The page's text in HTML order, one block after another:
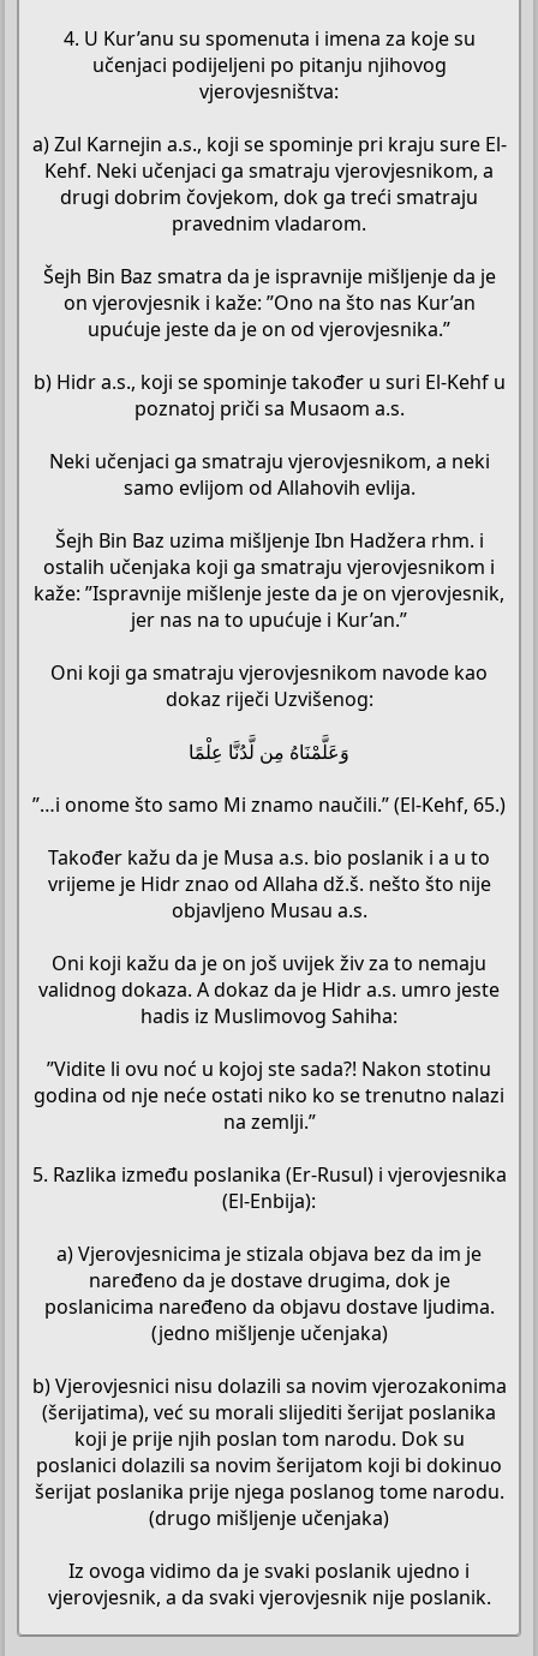
4. U Kur’anu su spomenuta i imena za koje su
učenjaci podijeljeni po pitanju njihovog
vjerovjesništva:
a) Zul Karnejin a.s., koji se spominje pri kraju sure El-
Kehf. Neki učenjaci ga smatraju vjerovjesnikom, a
drugi dobrim čovjekom, dok ga treći smatraju
pravednim vladarom.
Šejh Bin Baz smatra da je ispravnije mišljenje da je
on vjerovjesnik i kaže: ”Ono na što nas Kur’an
upućuje jeste da je on od vjerovjesnika.”
b) Hidr a.s., koji se spominje također u suri El-Kehf u
poznatoj priči sa Musaom a.s.
Neki učenjaci ga smatraju vjerovjesnikom, a neki
samo evlijom od Allahovih evlija.
Šejh Bin Baz uzima mišljenje Ibn Hadžera rhm. i
ostalih učenjaka koji ga smatraju vjerovjesnikom i
kaže: ”Ispravnije mišlenje jeste da je on vjerovjesnik,
jer nas na to upućuje i Kur’an.”
Oni koji ga smatraju vjerovjesnikom navode kao
dokaz riječi Uzvišenog:
وَعَلَّمْنَاهُ مِن لَّدُنَّا عِلْمًا
”…i onome što samo Mi znamo naučili.” (El-Kehf, 65.)
Također kažu da je Musa a.s. bio poslanik i a u to
vrijeme je Hidr znao od Allaha dž.š. nešto što nije
objavljeno Musau a.s.
Oni koji kažu da je on još uvijek živ za to nemaju
validnog dokaza. A dokaz da je Hidr a.s. umro jeste
hadis iz Muslimovog Sahiha:
”Vidite li ovu noć u kojoj ste sada?! Nakon stotinu
godina od nje neće ostati niko ko se trenutno nalazi
na zemlji.”
5. Razlika između poslanika (Er-Rusul) i vjerovjesnika
(El-Enbija):
a) Vjerovjesnicima je stizala objava bez da im je
naređeno da je dostave drugima, dok je
poslanicima naređeno da objavu dostave ljudima.
(jedno mišljenje učenjaka)
b) Vjerovjesnici nisu dolazili sa novim vjerozakonima
(šerijatima), već su morali slijediti šerijat poslanika
koji je prije njih poslan tom narodu. Dok su
poslanici dolazili sa novim šerijatom koji bi dokinuo
šerijat poslanika prije njega poslanog tome narodu.
(drugo mišljenje učenjaka)
Iz ovoga vidimo da je svaki poslanik ujedno i
vjerovjesnik, a da svaki vjerovjesnik nije poslanik.​